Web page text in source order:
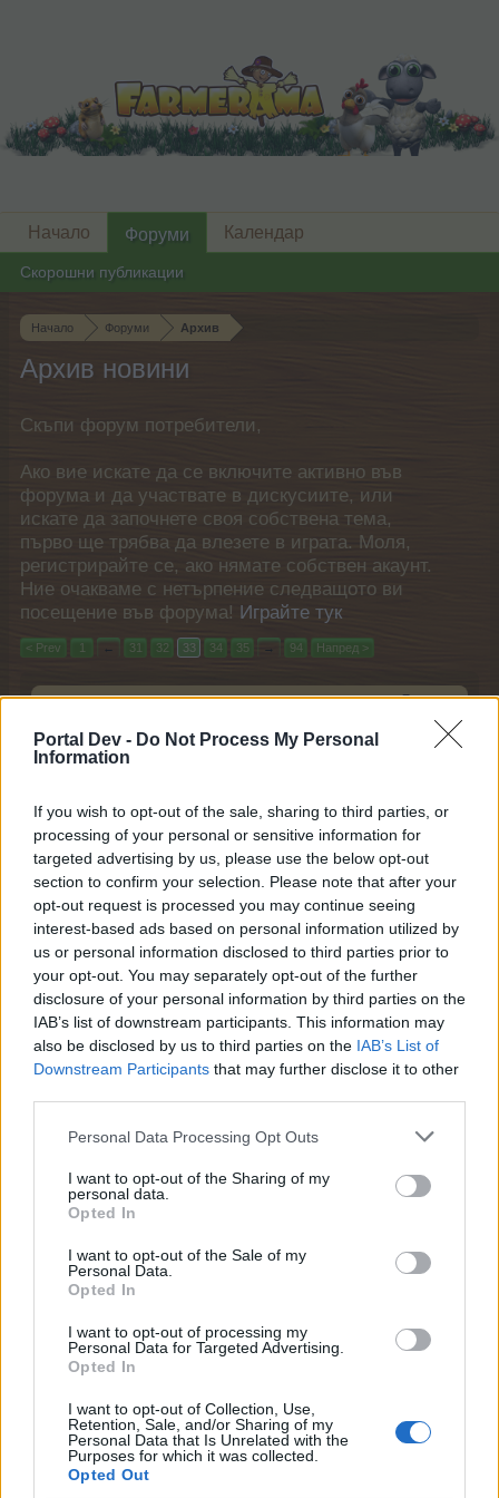
Portal Dev - Do Not Process My Personal
Information
If you wish to opt-out of the sale, sharing to third parties, or
processing of your personal or sensitive information for
targeted advertising by us, please use the below opt-out
section to confirm your selection. Please note that after your
opt-out request is processed you may continue seeing
interest-based ads based on personal information utilized by
us or personal information disclosed to third parties prior to
your opt-out. You may separately opt-out of the further
disclosure of your personal information by third parties on the
IAB’s list of downstream participants. This information may
also be disclosed by us to third parties on the IAB’s List of
Downstream Participants that may further disclose it to other
Personal Data Processing Opt Outs
I want to opt-out of the Sharing of my
personal data.
Opted In
I want to opt-out of the Sale of my
Personal Data.
Opted In
I want to opt-out of processing my
Personal Data for Targeted Advertising.
Opted In
I want to opt-out of Collection, Use,
Retention, Sale, and/or Sharing of my
Personal Data that Is Unrelated with the
Purposes for which it was collected.
Opted Out
Начало Форуми Архив
Архив новини
Скъпи форум потребители,
Ако вие искате да се включите активно във
форума и да участвате в дискусиите, или
искате да започнете своя собствена тема,
първо ще трябва да влезете в играта. Моля,
регистрирайте се, ако нямате собствен акаунт.
Ние очакваме с нетърпение следващото ви
посещение във форума! Играйте тук
< Prev 1 ← 31 32 33 34 35 → 94 Напред >
Последно
Известие Поредица от облачета "Сезони"
mushnu4ka
Събитие
Сезон на пролетните тържества
(сезон 24)
mushnu4ka
Отговори:
0
Малко събитие
Разпродажба на парти билети и
нов предмет на колелото
mushnu4ka
Отговори:
Събитие Работа във фермата 101
mushnu4ka
Отговори:
0 27.4.22
Сезон на черешовия цвят (сезон 23)
mushnu4ka
Отговори:
2 22.4.22
Малко събитие
Загадъчен Бахама-обор
mushnu4ka
Събитие На червения килим
mushnu4ka
Отговори:
Честит Великден 2022!
mushnu4ka
Отговори:
mushnu4ka
Отговори:
0 14.4.22
Предложение
Отговори:
0
Събитие Ден на яйцата и зайчетата
mushnu4ka
Отговори:
Начало Форуми
Скорошни публикации
Календар